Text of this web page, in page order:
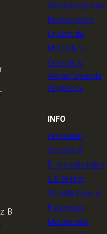
B.
Waldspielgruppe
Kindergarten
Unterstufe
Mittelstufe
Oberstufe
Weiterführende
Angebote
INFO
Anmelden
Schulgeld
Elternaktivitäten
& Elternrat
Schultermine &
Ferienplan
Meldestelle